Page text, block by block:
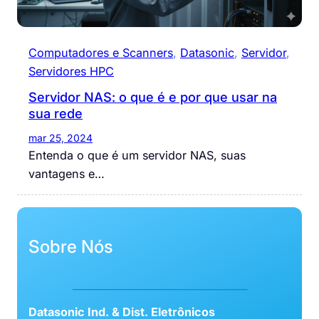
Computadores e Scanners, Datasonic, Servidor
Servidores HPC
Servidor NAS: o que é e por que usar na
sua rede
mar 25, 2024
Entenda o que é um servidor NAS, suas
vantagens e…
Sobre Nós
Datasonic Ind. & Dist. Eletrônicos